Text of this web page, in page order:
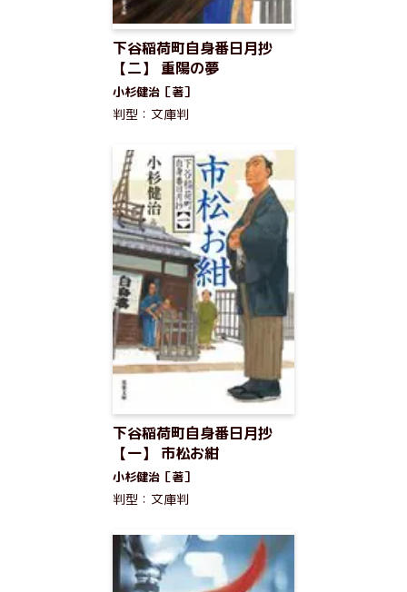
下谷稲荷町自身番日月抄
【二】 重陽の夢
小杉健治［著］
判型：文庫判
下谷稲荷町自身番日月抄
【一】 市松お紺
小杉健治［著］
判型：文庫判